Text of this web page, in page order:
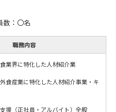
：〇名
職務内容
業界に特化した人材紹介業
食産業に特化した人材紹介事業・キ
援（正社員・アルバイト）全般